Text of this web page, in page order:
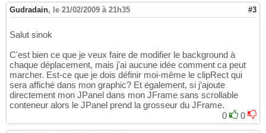
Gudradain, le 21/02/2009 à 21h35 #3
Salut sinok
C'est bien ce que je veux faire de modifier le background à
chaque déplacement, mais j'ai aucune idée comment ca peut
marcher. Est-ce que je dois définir moi-même le clipRect qui
sera affiché dans mon graphic? Et également, si j'ajoute
directement mon JPanel dans mon JFrame sans scrollable
conteneur alors le JPanel prend la grosseur du JFrame.
0
0